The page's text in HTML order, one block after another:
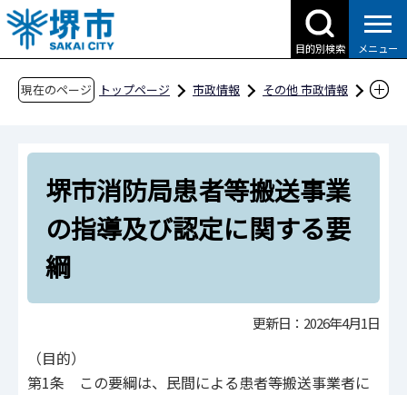
こ
の
ペ
目的別検索 メニュー
現在のページ トップページ 市政情報
その他 市政情報
消防
堺市消防局患者等搬送事業の指導及び認定に関
する要綱
堺市消防局患者等搬送事業
の指導及び認定に関する要
綱
更新日：2026年4月1日
（目的）
第1条 この要綱は、民間による患者等搬送事業者に